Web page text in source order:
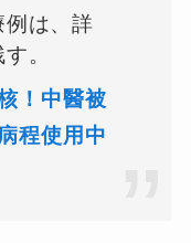
例は、詳
。
！中醫被
程使用中